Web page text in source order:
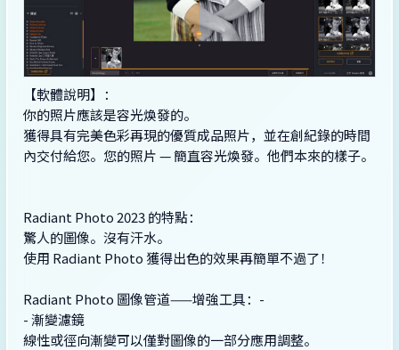
【軟體說明】：
你的照片應該是容光煥發的。
獲得具有完美色彩再現的優質成品照片，並在創紀錄的時間
內交付給您。您的照片 — 簡直容光煥發。他們本來的樣子。
Radiant Photo 2023 的特點：
驚人的圖像。沒有汗水。
使用 Radiant Photo 獲得出色的效果再簡單不過了！
Radiant Photo 圖像管道——增強工具：-
- 漸變濾鏡
線性或徑向漸變可以僅對圖像的一部分應用調整。